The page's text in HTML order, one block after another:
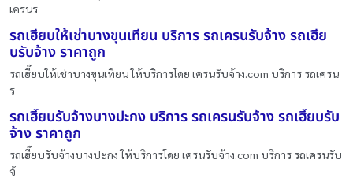
เครนร
รถเฮี๊ยบให้เช่าบางขุนเทียน บริการ รถเครนรับจ้าง รถเฮี๊ย
บรับจ้าง ราคาถูก
รถเฮี๊ยบให้เช่าบางขุนเทียน ให้บริการโดย เครนรับจ้าง.com บริการ รถเครน
ร
รถเฮี๊ยบรับจ้างบางปะกง บริการ รถเครนรับจ้าง รถเฮี๊ยบรับ
จ้าง ราคาถูก
รถเฮี๊ยบรับจ้างบางปะกง ให้บริการโดย เครนรับจ้าง.com บริการ รถเครนรับ
จ้